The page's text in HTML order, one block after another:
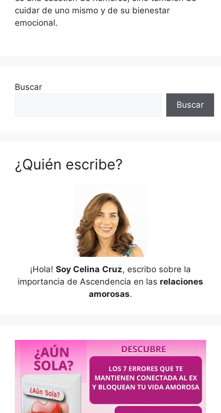
cuidar de uno mismo y de su bienestar
emocional.
Buscar
Buscar
¿Quién escribe?
¡Hola! Soy Celina Cruz, escribo sobre la
importancia de Ascendencia en las relaciones
amorosas.